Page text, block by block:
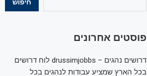
חיפוש
פוסטים אחרונים
דרושים נהגים – drussimjobbs לוח דרושים
בכל הארץ שמציע עבודות לנהגים בכל